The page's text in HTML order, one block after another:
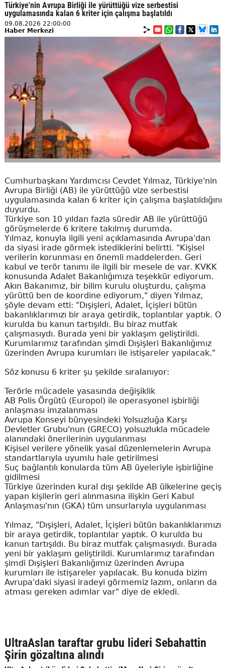
Türkiye'nin Avrupa Birliği ile yürüttüğü vize serbestisi
uygulamasında kalan 6 kriter için çalışma başlatıldı
09.08.2026 22:00:00
Haber Merkezi
Cumhurbaşkanı Yardımcısı Cevdet Yılmaz, Türkiye'nin
Avrupa Birliği (AB) ile yürüttüğü vize serbestisi
uygulamasında kalan 6 kriter için çalışma başlatıldığını
duyurdu.
Türkiye son 10 yıldan fazla süredir AB ile yürüttüğü
görüşmelerde 6 kritere takılmış durumda.
Yılmaz, konuyla ilgili yeni açıklamasında Avrupa'dan
da siyasi irade görmek istediklerini belirtti. "Kişisel
verilerin korunması en önemli maddelerden. Geri
kabul ve terör tanımı ile ilgili bir mesele de var. KVKK
konusunda Adalet Bakanlığımıza teşekkür ediyorum.
Akın Bakanımız, bir bilim kurulu oluşturdu, çalışma
yürüttü ben de koordine ediyorum," diyen Yılmaz,
şöyle devam etti: "Dışişleri, Adalet, İçişleri bütün
bakanlıklarımızı bir araya getirdik, toplantılar yaptık. O
kurulda bu kanun tartışıldı. Bu biraz mutfak
çalışmasıydı. Burada yeni bir yaklaşım geliştirildi.
Kurumlarımız tarafından şimdi Dışişleri Bakanlığımız
üzerinden Avrupa kurumları ile istişareler yapılacak."
Söz konusu 6 kriter şu şekilde sıralanıyor:
Terörle mücadele yasasında değişiklik
AB Polis Örgütü (Europol) ile operasyonel işbirliği
anlaşması imzalanması
Avrupa Konseyi bünyesindeki Yolsuzluğa Karşı
Devletler Grubu'nun (GRECO) yolsuzlukla mücadele
alanındaki önerilerinin uygulanması
Kişisel verilere yönelik yasal düzenlemelerin Avrupa
standartlarıyla uyumlu hale getirilmesi
Suç bağlantılı konularda tüm AB üyeleriyle işbirliğine
gidilmesi
Türkiye üzerinden kural dışı şekilde AB ülkelerine geçiş
yapan kişilerin geri alınmasına ilişkin Geri Kabul
Anlaşması'nın (GKA) tüm unsurlarıyla uygulanması
Yılmaz, "Dışişleri, Adalet, İçişleri bütün bakanlıklarımızı
bir araya getirdik, toplantılar yaptık. O kurulda bu
kanun tartışıldı. Bu biraz mutfak çalışmasıydı. Burada
yeni bir yaklaşım geliştirildi. Kurumlarımız tarafından
şimdi Dışişleri Bakanlığımız üzerinden Avrupa
kurumları ile istişareler yapılacak. Bu konuda bizim
Avrupa'daki siyasi iradeyi görmemiz lazım, onların da
atması gereken adımlar var" diye de ekledi.
UltraAslan taraftar grubu lideri Sebahattin
Şirin gözaltına alındı